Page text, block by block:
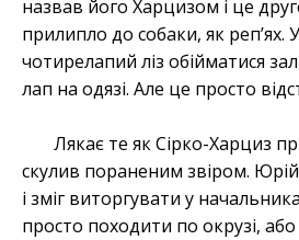
назвав його Харцизом і це
прилипло до собаки, як реп’ях.
чотирелапий ліз обійматися
лап на одязі. Але це просто
Лякає те як Сірко-Харциз
скулив пораненим звіром.
і зміг виторгувати у
просто походити по окрузі,